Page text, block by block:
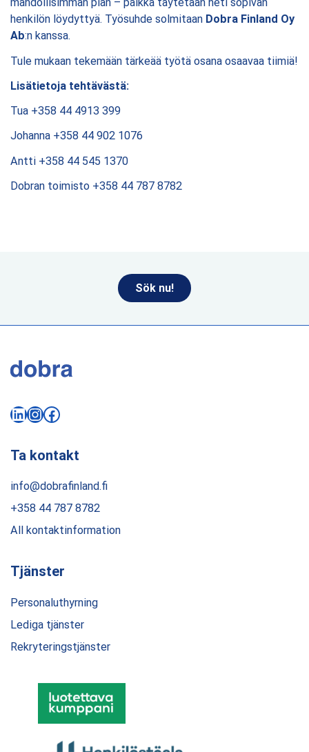
henkilön löydyttyä. Työsuhde solmitaan Dobra Finland Oy
Ab:n kanssa.
Tule mukaan tekemään tärkeää työtä osana osaavaa tiimiä!
Lisätietoja tehtävästä:
Tua +358 44 4913 399
Johanna +358 44 902 1076
Antti +358 44 545 1370
Dobran toimisto +358 44 787 8782
Sök nu!
Ta kontakt
info@dobrafinland.fi
+358 44 787 8782
All kontaktinformation
LinkedIn
Instagram
Facebook
Tjänster
Personaluthyrning
Lediga tjänster
Rekryteringstjänster